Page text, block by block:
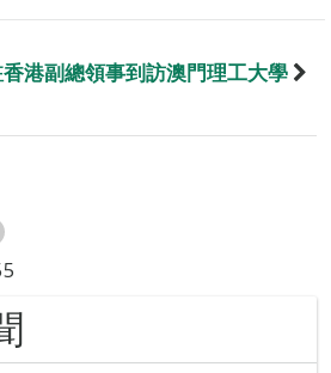
港副總領事到訪澳門理工大學